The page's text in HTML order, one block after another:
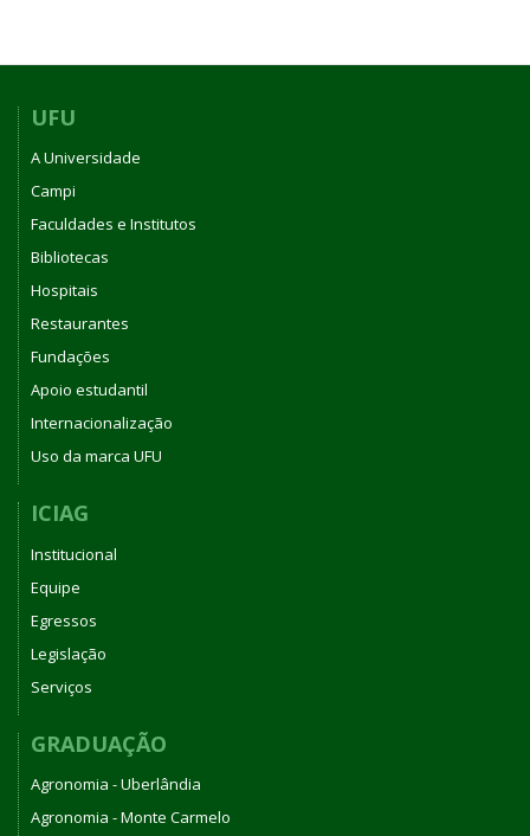
UFU
A Universidade
Campi
Faculdades e Institutos
Bibliotecas
Hospitais
Restaurantes
Fundações
Apoio estudantil
Internacionalização
Uso da marca UFU
ICIAG
Institucional
Equipe
Egressos
Legislação
Serviços
GRADUAÇÃO
Agronomia - Uberlândia
Agronomia - Monte Carmelo